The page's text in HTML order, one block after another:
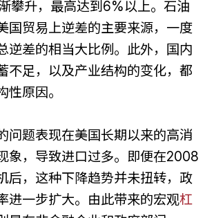
攀升，最高达到6%以上。石油
国贸易上逆差的主要来源，一度
逆差的相当大比例。此外，国内
不足，以及产业结构的变化，都
性原因。
问题表现在美国长期以来的高消
象，导致进口过多。即便在2008
后，这种下降趋势并未扭转，政
进一步扩大。由此带来的宏观杠